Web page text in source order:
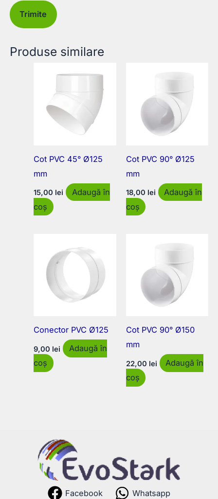
Produse similare
Cot PVC 45° Ø125
mm
15,00 lei
Adaugă în
coș
Cot PVC 90° Ø125
mm
18,00 lei
Adaugă în
coș
Conector PVC Ø125
9,00 lei
Adaugă în
coș
Cot PVC 90° Ø150
mm
22,00 lei
Adaugă în
coș
Facebook Whatsapp